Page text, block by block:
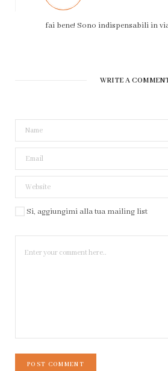
fai bene! Sono indispensabili in
WRITE A
Si, aggiungimi alla tua mailing list